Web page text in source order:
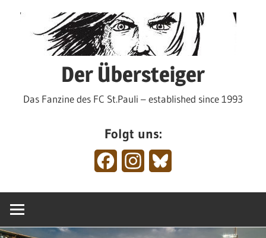
Der Übersteiger
Das Fanzine des FC St.Pauli – established since 1993
Folgt uns:
FacebookInstagram